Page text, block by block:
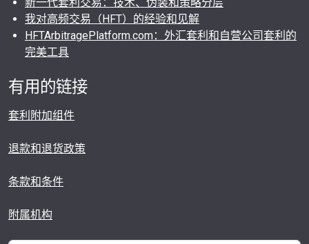
新一代套利交易：技术、伪装和策略分层
我对高频交易（HFT）的经验和见解
HFTArbitragePlatform.com：外汇套利和自营公司套利的
完美工具
有用的链接
套利附加组件
退款和退货政策
条款和条件
附属机构